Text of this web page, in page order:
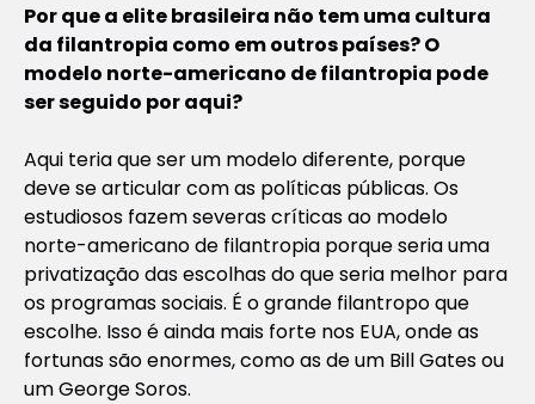
Por que a elite brasileira não tem uma cultura
da filantropia como em outros países? O
modelo norte-americano de filantropia pode
ser seguido por aqui?
Aqui teria que ser um modelo diferente, porque
deve se articular com as políticas públicas. Os
estudiosos fazem severas críticas ao modelo
norte-americano de filantropia porque seria uma
privatização das escolhas do que seria melhor para
os programas sociais. É o grande filantropo que
escolhe. Isso é ainda mais forte nos EUA, onde as
fortunas são enormes, como as de um Bill Gates ou
um George Soros.